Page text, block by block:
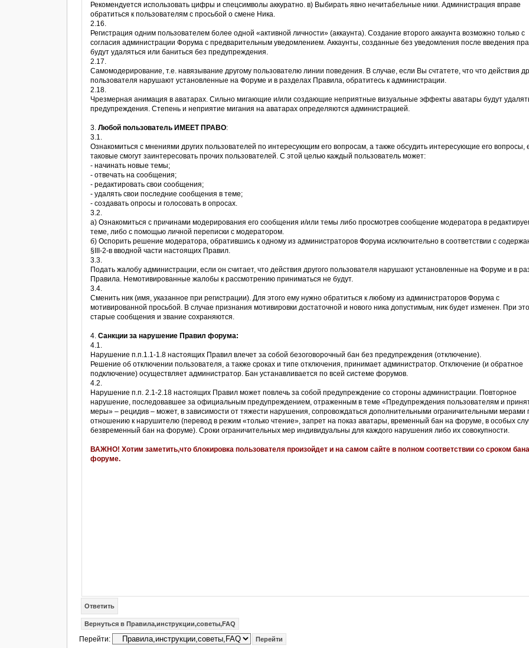
Рекомендуется использовать цифры и спецсимволы аккуратно. в) Выбирать явно нечитабельные ники. Администрация вправе
обратиться к пользователям с просьбой о смене Ника.
2.16.
Регистрация одним пользователем более одной «активной личности» (аккаунта). Создание второго аккаунта возможно только с
согласия администрации Форума с предварительным уведомлением. Аккаунты, созданные без уведомления после введения
будут удаляться или баниться без предупреждения.
2.17.
Самомодерирование, т.е. навязывание другому пользователю линии поведения. В случае, если Вы счтатете, что что действия
пользователя нарушают установленные на Форуме и в разделах Правила, обратитесь к администрации.
2.18.
Чрезмерная анимация в аватарах. Сильно мигающие и/или создающие неприятные визуальные эффекты аватары будут
предупреждения. Степень и неприятие мигания на аватарах определяются администрацией.
3.Любой пользователь ИМЕЕТ ПРАВО:
3.1.
Ознакомиться с мнениями других пользователей по интересующим его вопросам, а также обсудить интересующие его вопросы,
таковые смогут заинтересовать прочих пользователей. С этой целью каждый пользователь может:
- начинать новые темы;
- отвечать на сообщения;
- редактировать свои сообщения;
- удалять свои последние сообщения в теме;
- создавать опросы и голосовать в опросах.
3.2.
а) Ознакомиться с причинами модерирования его сообщения и/или темы либо просмотрев сообщение модератора в
теме, либо с помощью личной переписки с модератором.
б) Оспорить решение модератора, обратившись к одному из администраторов Форума исключительно в соответствии с
§III-2-в вводной части настоящих Правил.
3.3.
Подать жалобу администрации, если он считает, что действия другого пользователя нарушают установленные на Форуме и в
Правила. Немотивированные жалобы к рассмотрению приниматься не будут.
3.4.
Сменить ник (имя, указанное при регистрации). Для этого ему нужно обратиться к любому из администраторов Форума с
мотивированной просьбой. В случае признания мотивировки достаточной и нового ника допустимым, ник будет изменен. При
старые сообщения и звание сохраняются.
4.Санкции за нарушение Правил форума:
4.1.
Нарушение п.п.1.1-1.8 настоящих Правил влечет за собой безоговорочный бан без предупреждения (отключение).
Решение об отключении пользователя, а также сроках и типе отключения, принимает администратор. Отключение (и обратное
подключение) осуществляет администратор. Бан устанавливается по всей системе форумов.
4.2.
Нарушение п.п. 2.1-2.18 настоящих Правил может повлечь за собой предупреждение со стороны администрации. Повторное
нарушение, последовавшее за официальным предупреждением, отраженным в теме «Предупреждения пользователям и
меры» – рецидив – может, в зависимости от тяжести нарушения, сопровождаться дополнительными ограничительными мерами
отношению к нарушителю (перевод в режим «только чтение», запрет на показ аватары, временный бан на форуме, в особых
безвременный бан на форуме). Сроки ограничительных мер индивидуальны для каждого нарушения либо их совокупности.
ВАЖНО! Хотим заметить,что блокировка пользователя произойдет и на самом сайте в полном соответствии со сроком
форуме.
Ответить
Вернуться в Правила,инструкции,советы,FAQ
Перейти: